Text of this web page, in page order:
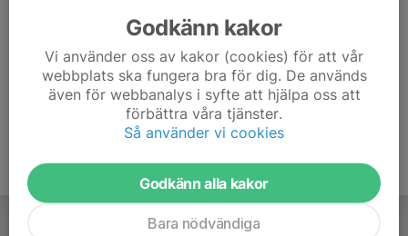
Godkänn kakor
Vi använder oss av kakor (cookies) för att vår
webbplats ska fungera bra för dig. De används
även för webbanalys i syfte att hjälpa oss att
förbättra våra tjänster.
Så använder vi cookies
Godkänn alla kakor
Bara nödvändiga